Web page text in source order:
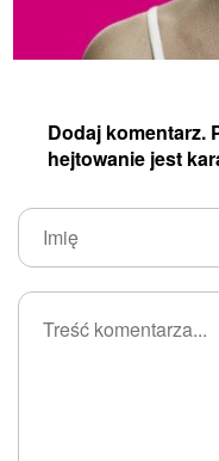
Dodaj komentarz.
hejtowanie jest